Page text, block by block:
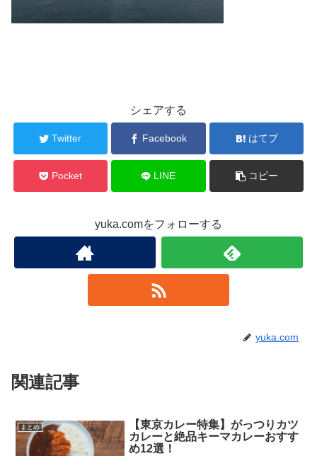
シェアする
Twitter Facebook はてブ
Pocket LINE コピー
yuka.comをフォローする
yuka.com
関連記事
まとめ
【東京カレー特集】がっつりカツ
カレーと絶品キーマカレーおすす
め12選！